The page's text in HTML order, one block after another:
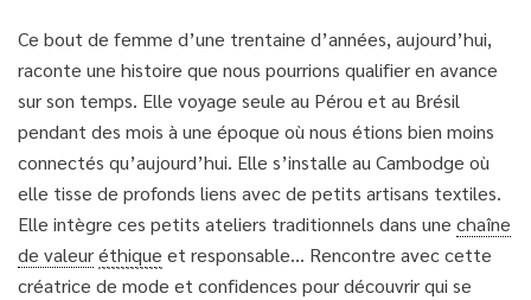
Ce bout de femme d’une trentaine d’années, aujourd’hui,
raconte une histoire que nous pourrions qualifier en avance
sur son temps. Elle voyage seule au Pérou et au Brésil
pendant des mois à une époque où nous étions bien moins
connectés qu’aujourd’hui. Elle s’installe au Cambodge où
elle tisse de profonds liens avec de petits artisans textiles.
Elle intègre ces petits ateliers traditionnels dans une chaîne
de valeuréthique et responsable… Rencontre avec cette
créatrice de mode et confidences pour découvrir qui se